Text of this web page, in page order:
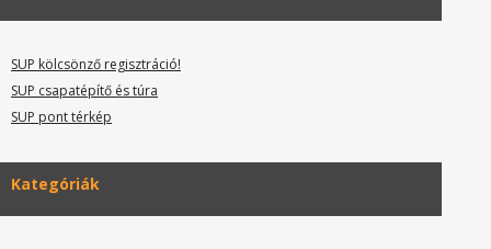
SUP kölcsönző regisztráció!
SUP csapatépítő és túra
SUP pont térkép
Kategóriák